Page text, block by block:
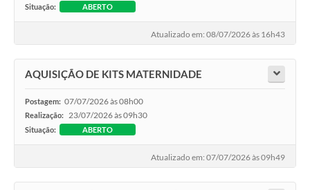
Situação: ABERTO
Atualizado em: 08/07/2026 às 16h43
AQUISIÇÃO DE KITS MATERNIDADE
Postagem: 07/07/2026 às 08h00
Realização: 23/07/2026 às 09h30
Situação: ABERTO
Atualizado em: 07/07/2026 às 09h49